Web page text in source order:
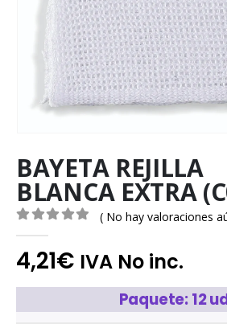
BAYETA REJILLA
BLANCA EXTRA
( No hay valoraciones
4,21€ IVA No inc.
Paquete: 12